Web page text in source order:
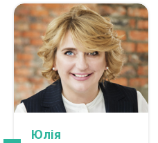
Юлія